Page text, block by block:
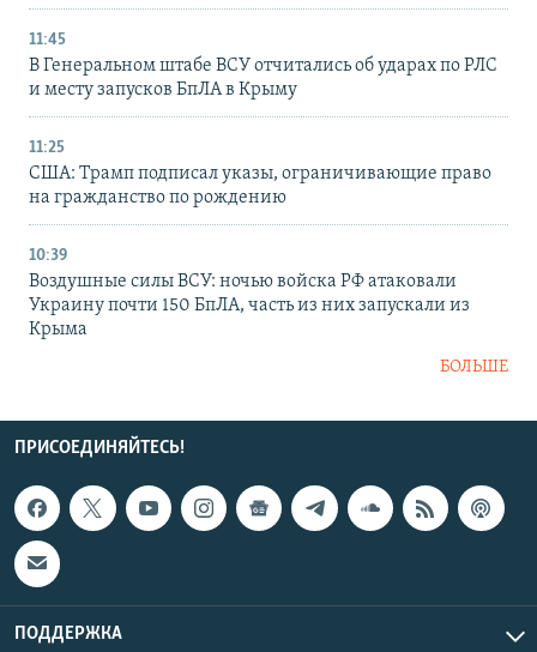
11:45
В Генеральном штабе ВСУ отчитались об ударах по РЛС
и месту запусков БпЛА в Крыму
11:25
США: Трамп подписал указы, ограничивающие право
на гражданство по рождению
10:39
Воздушные силы ВСУ: ночью войска РФ атаковали
Украину почти 150 БпЛА, часть из них запускали из
Крыма
БОЛЬШЕ
ПРИСОЕДИНЯЙТЕСЬ!
ПОДДЕРЖКА